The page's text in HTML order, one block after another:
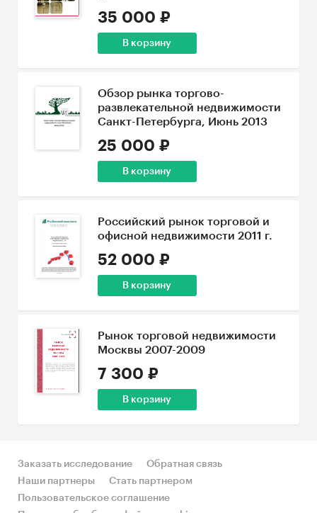
35 000 ₽
В корзину
Обзор рынка торгово-
развлекательной недвижимости
Санкт-Петербурга, Июнь 2013
25 000 ₽
В корзину
Российский рынок торговой и
офисной недвижимости 2011 г.
52 000 ₽
В корзину
Рынок торговой недвижимости
Москвы 2007-2009
7 300 ₽
В корзину
Заказать исследование
Обратная связь
Наши партнеры
Стать партнером
Пользовательское соглашение